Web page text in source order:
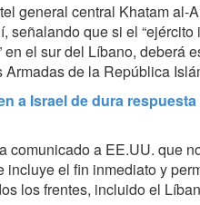
general central Khatam al-
señalando que si el “ejército
el sur del Líbano, deberá
Armadas de la República
a Israel de dura
comunicado a EE.UU. que
incluye el fin inmediato y
los frentes, incluido el